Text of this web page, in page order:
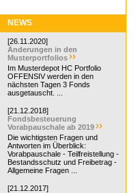
NEWS
[26.11.2020]
Änderungen in den
Musterportfolios
Im Musterdepot HC Portfolio
OFFENSIV werden in den
nächsten Tagen 3 Fonds
ausgetauscht. ...
[21.12.2018]
Fondsbesteuerung
Vorabpauschale ab 2019
Die wichtigsten Fragen und
Antworten im Überblick:
Vorabpauschale - Teilfreistellung -
Bestandsschutz und Freibetrag -
Allgemeine Fragen ...
[21.12.2017]